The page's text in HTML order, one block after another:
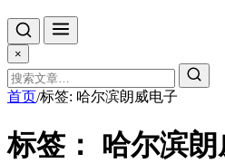
×
首页/标签: 哈尔滨朗威电子
标签： 哈尔滨